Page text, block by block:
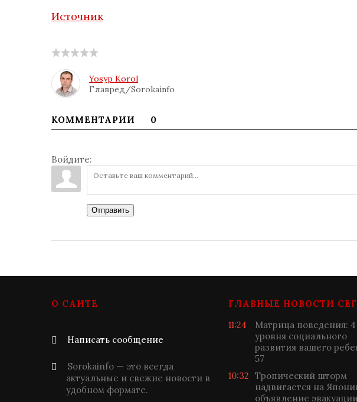
Источник
Yosyp Korol
Главред/Sorokainfo
КОММЕНТАРИИ 0
Войдите:
Отправить
О САЙТЕ
Написать сообщение
Sorokainfo — это всегда
актуальные и свежие новости в
удобном формате.
ГЛАВНЫЕ НОВОСТИ
11:24
Матрица поведения: 4
уровня социального
развития вашего
57
10:32 Тропический шторм
надвигается на
объявление